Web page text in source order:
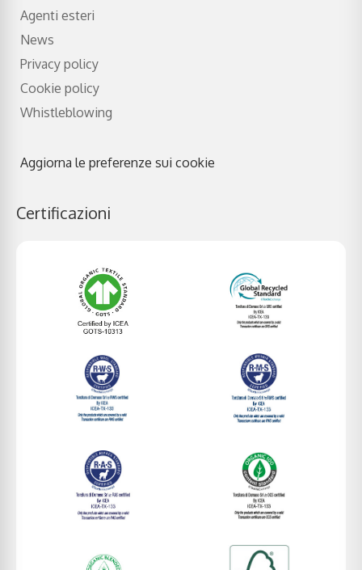
Agenti esteri
News
Privacy policy
Cookie policy
Whistleblowing
Aggiorna le preferenze sui cookie
Certificazioni